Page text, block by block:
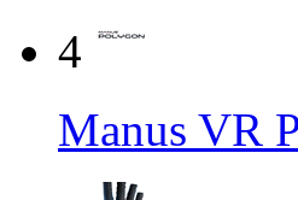
4
Manus VR